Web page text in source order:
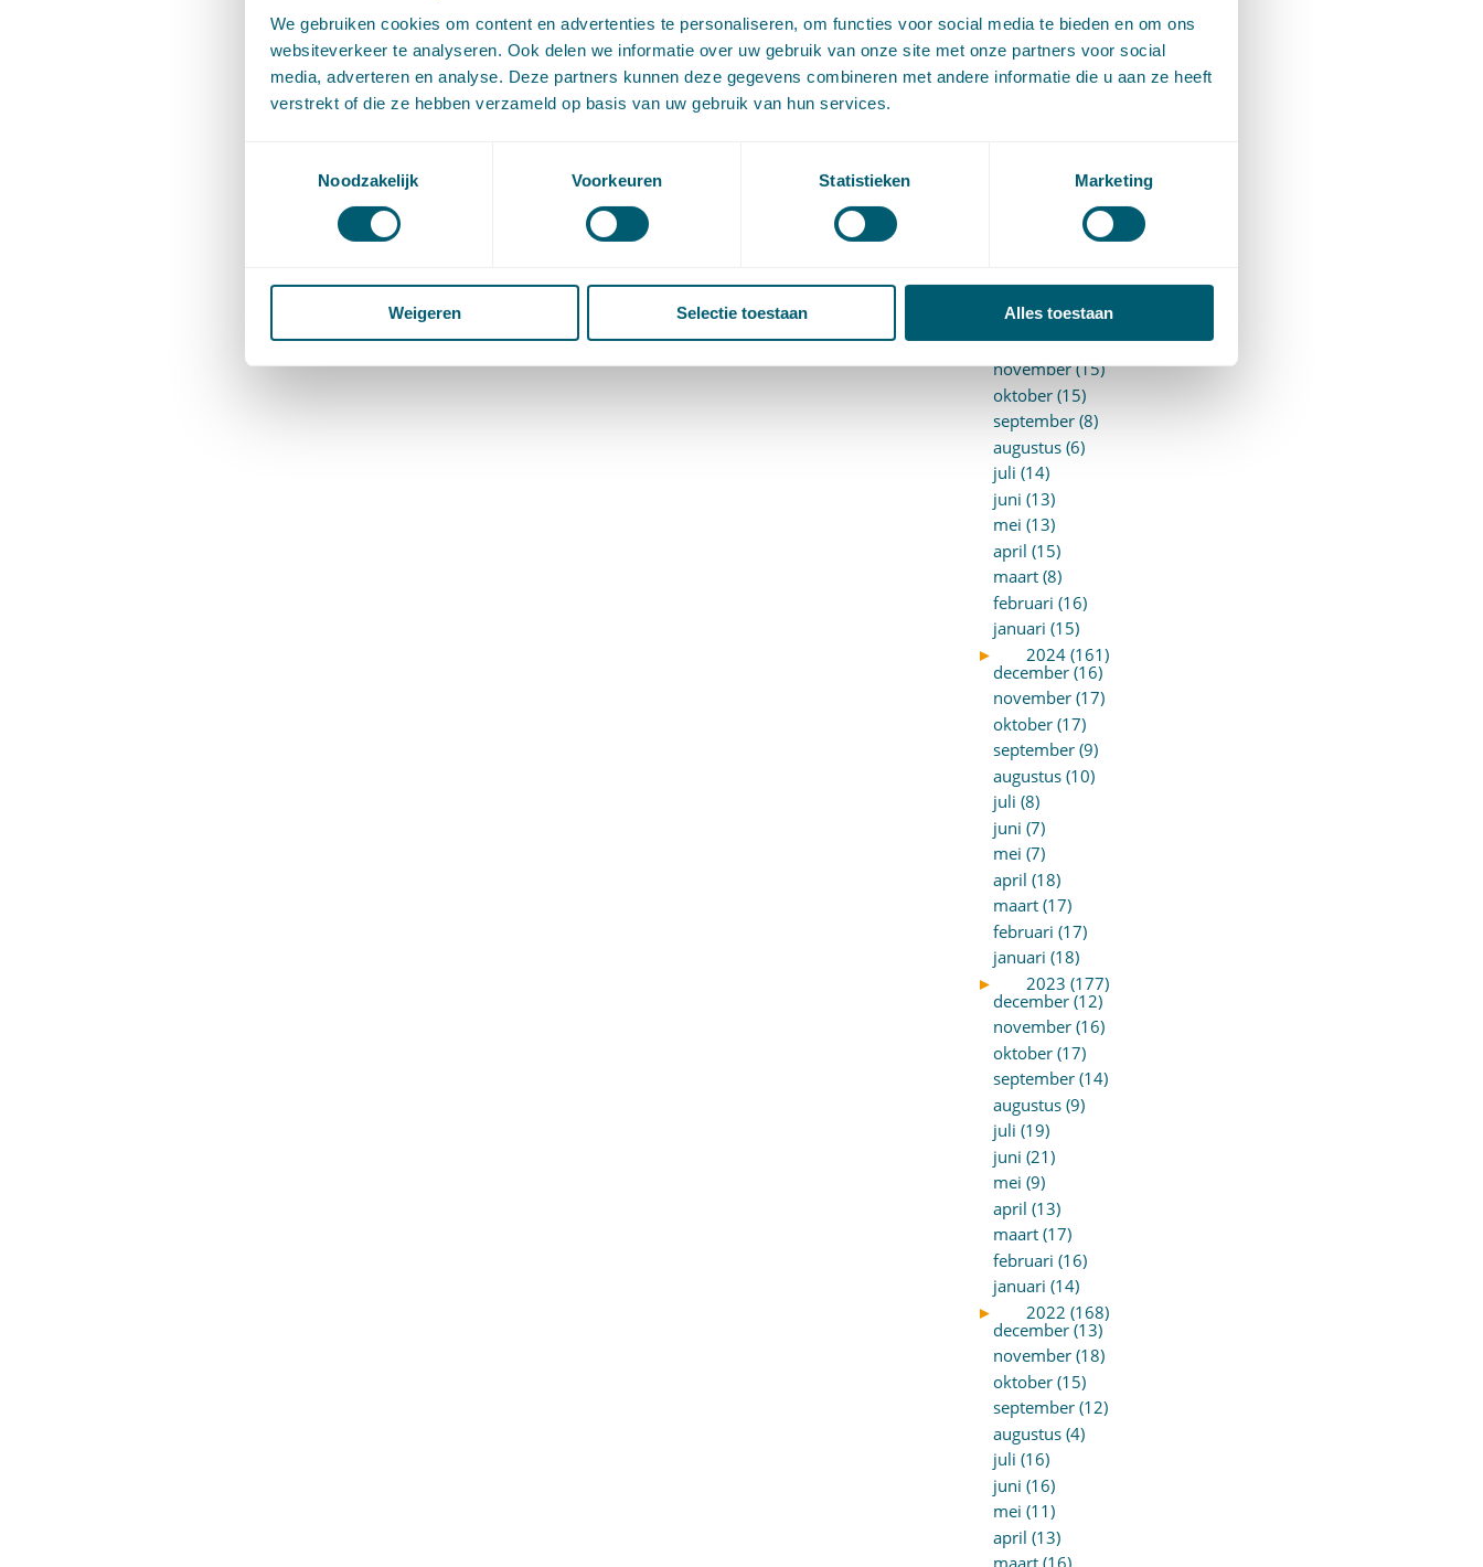
We gebruiken cookies om content en advertenties te personaliseren, om functies voor social media te bieden en om ons
websiteverkeer te analyseren. Ook delen we informatie over uw gebruik van onze site met onze partners voor social
media, adverteren en analyse. Deze partners kunnen deze gegevens combineren met andere informatie die u aan ze heeft
verstrekt of die ze hebben verzameld op basis van uw gebruik van hun services.
Noodzakelijk
Voorkeuren Statistieken Marketing
Weigeren Selectie toestaan Alles toestaan
ARCHIEF
2025 (153)
december (15)
november (15)
oktober (15)
september (8)
augustus (6)
juli (14)
juni (13)
mei (13)
april (15)
maart (8)
februari (16)
januari (15)
►
2024 (161)
december (16)
november (17)
oktober (17)
september (9)
augustus (10)
juli (8)
juni (7)
mei (7)
april (18)
maart (17)
februari (17)
januari (18)
►
2023 (177)
december (12)
november (16)
oktober (17)
september (14)
augustus (9)
juli (19)
juni (21)
mei (9)
april (13)
maart (17)
februari (16)
januari (14)
►
2022 (168)
december (13)
november (18)
oktober (15)
september (12)
augustus (4)
juli (16)
juni (16)
mei (11)
april (13)
maart (16)